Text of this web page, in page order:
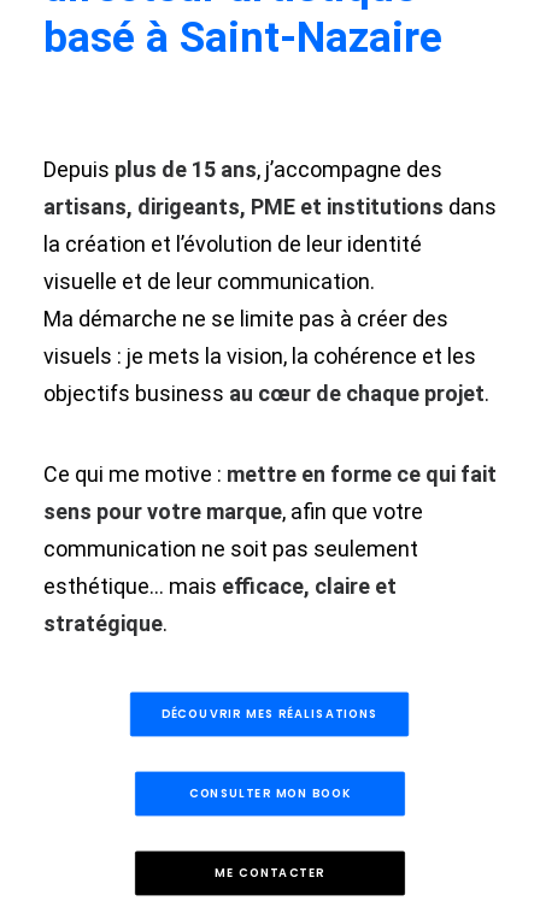
basé à Saint-Nazaire
Depuis plus de 15 ans, j’accompagne des
artisans, dirigeants, PME et institutions dans
la création et l’évolution de leur identité
visuelle et de leur communication.
Ma démarche ne se limite pas à créer des
visuels : je mets la vision, la cohérence et les
objectifs business au cœur de chaque projet.
Ce qui me motive : mettre en forme ce qui fait
sens pour votre marque, afin que votre
communication ne soit pas seulement
esthétique… mais efficace, claire et
stratégique.
DÉCOUVRIR MES RÉALISATIONS
CONSULTER MON BOOK
ME CONTACTER